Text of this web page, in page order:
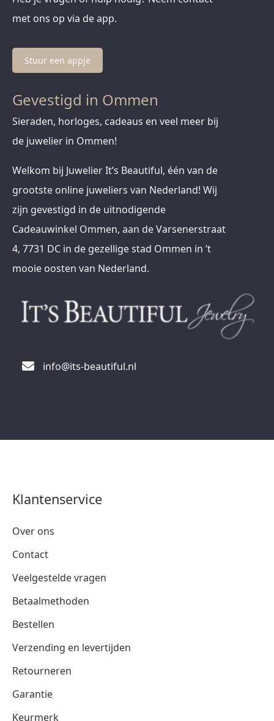
met ons op via de app.
Stuur een appje
Gevestigd in Ommen
Sieraden, horloges, cadeaus en veel meer bij
de juwelier in Ommen!
Welkom bij Juwelier It’s Beautiful, één van de
grootste online juweliers van Nederland! Wij
zijn gevestigd in de uitnodigende
Cadeauwinkel Ommen, aan de Varsenerstraat
4, 7731 DC in de gezellige stad Ommen in ’t
mooie oosten van Nederland.
info@its-beautiful.nl
Klantenservice
Over ons
Contact
Veelgestelde vragen
Betaalmethoden
Bestellen
Verzending en levertijden
Retourneren
Garantie
Keurmerk